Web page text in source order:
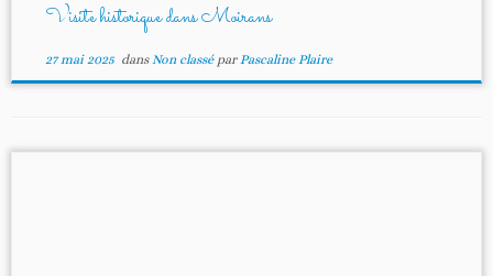
Visite historique dans Moirans
27 mai 2025dansNon classé parPascaline Plaire